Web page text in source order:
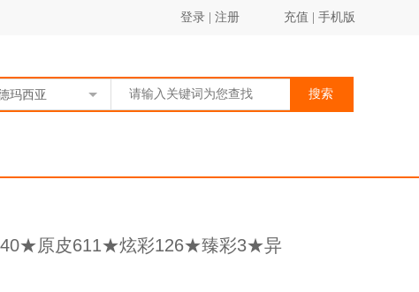
登录 注册 充值 手机版
玛西亚 搜索
原皮611★炫彩126★臻彩3★异